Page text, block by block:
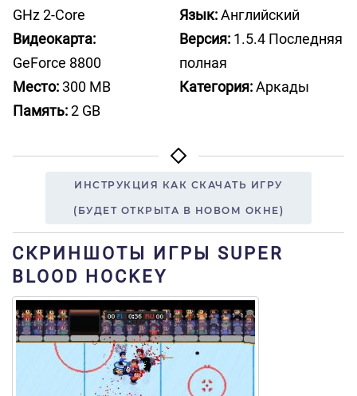
GHz 2-Core
Видеокарта:
GeForce 8800
Место: 300 MB
Память:2 GB
Язык:Английский
Версия: 1.5.4 Последняя
полная
Категория:Аркады
ИНСТРУКЦИЯ КАК СКАЧАТЬ ИГРУ
(БУДЕТ ОТКРЫТА В НОВОМ ОКНЕ)
СКРИНШОТЫ ИГРЫ SUPER
BLOOD HOCKEY